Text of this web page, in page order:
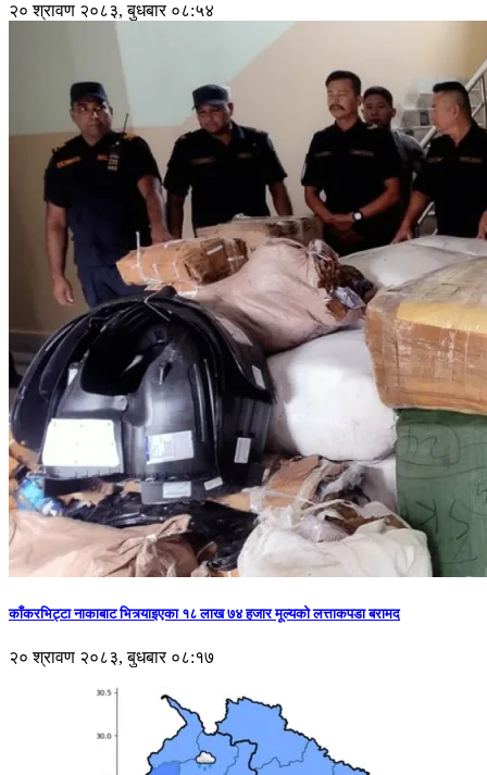
२० श्रावण २०८३, बुधबार ०८:५४
काँकरभिट्टा नाकाबाट भित्र्याइएका १८ लाख ७४ हजार मूल्यकाे लत्ताकपडा बरामद
२० श्रावण २०८३, बुधबार ०८:१७